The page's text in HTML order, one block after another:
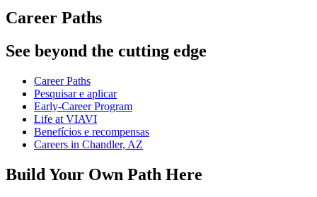
Career Paths
See beyond the cutting edge
Career Paths
Pesquisar e aplicar
Early-Career Program
Life at VIAVI
Benefícios e recompensas
Careers in Chandler, AZ
Build Your Own Path Here